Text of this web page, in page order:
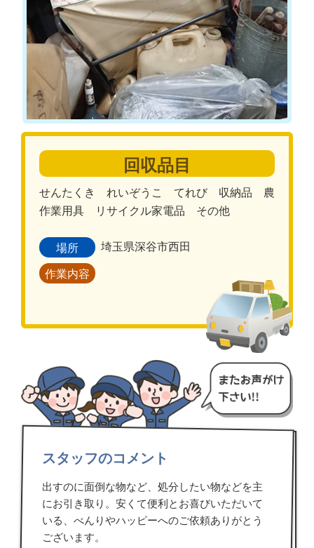
回収品目
せんたくき れいぞうこ てれび 収納品 農
作業用具 リサイクル家電品 その他
場所 埼玉県深谷市西田
作業内容
スタッフのコメント
出すのに面倒な物など、処分したい物などを主
にお引き取り。安くて便利とお喜びいただいて
いる、べんりやハッピーへのご依頼ありがとう
ございます。